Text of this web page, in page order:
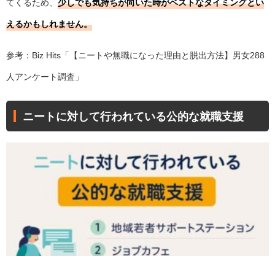
てくるため、 少しでも気持ちが向いた時がベストなタイミングとい
えるかもしれません。
参考：Biz Hits「 【ニートや無職になった理由と脱出方法】男女288
人アンケート調査 」
ニートに対して行われている公的な就職支援